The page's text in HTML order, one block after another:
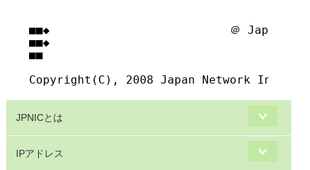
■■◆                          ＠ Japan
■■◆
■■
JPNICとは
IPアドレス